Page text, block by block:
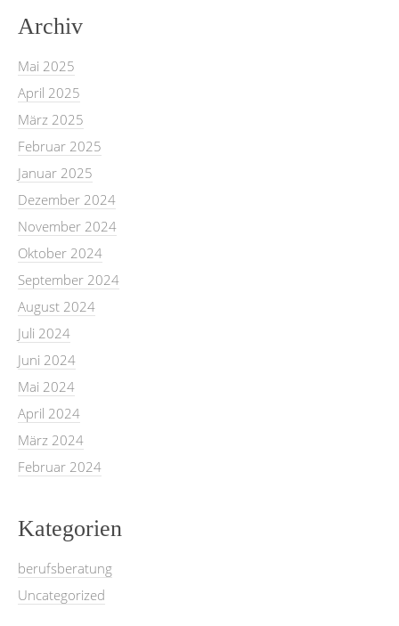
Archiv
Mai 2025
April 2025
März 2025
Februar 2025
Januar 2025
Dezember 2024
November 2024
Oktober 2024
September 2024
August 2024
Juli 2024
Juni 2024
Mai 2024
April 2024
März 2024
Februar 2024
Kategorien
berufsberatung
Uncategorized